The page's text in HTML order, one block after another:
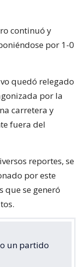
continuó y
por 1-0
quedó relegado
por la
carretera y
fuera del
reportes, se
por este
que se generó
un partido